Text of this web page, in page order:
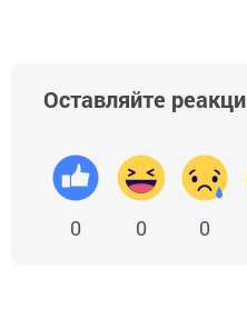
Оставляйте
0 0 0